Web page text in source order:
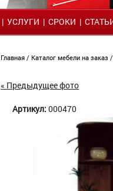
| УСЛУГИ | СРОКИ |
Главная / Каталог мебели на заказ
« Предыдущее фото
Артикул: 000470